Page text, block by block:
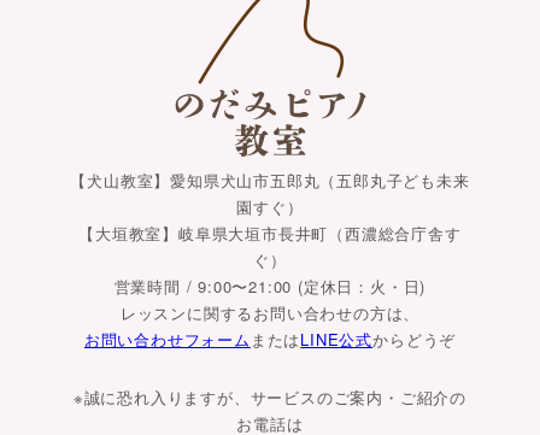
【犬山教室】愛知県犬山市五郎丸（五郎丸子ども未来
園すぐ）
【大垣教室】岐阜県大垣市長井町（西濃総合庁舎す
ぐ）
営業時間 / 9:00〜21:00 (定休日：火・日)
レッスンに関するお問い合わせの方は、
お問い合わせフォーム またはLINE公式からどうぞ
※誠に恐れ入りますが、サービスのご案内・ご紹介の
お電話は